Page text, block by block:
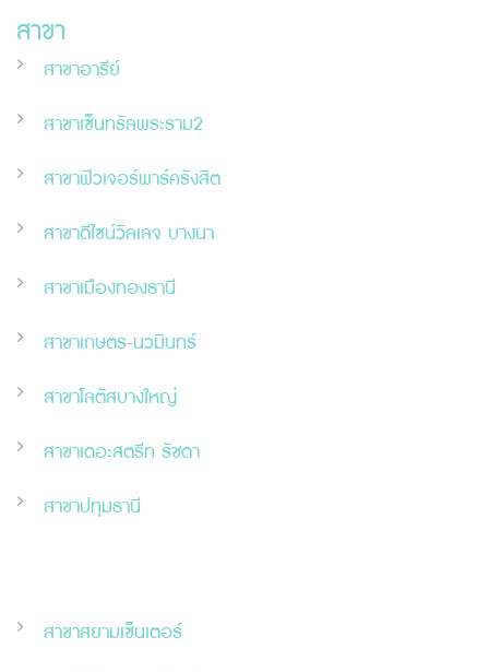
สาขา
สาขาอารีย์
สาขาเซ็นทรัลพระราม2
สาขาฟิวเจอร์พาร์ครังสิต
สาขาดีไซน์วิลเลจ บางนา
สาขาเมืองทองธานี
สาขาเกษตร-นวมินทร์
สาขาโลตัสบางใหญ่
สาขาเดอะสตรีท รัชดา
สาขาปทุมธานี
สาขาสยามเซ็นเตอร์